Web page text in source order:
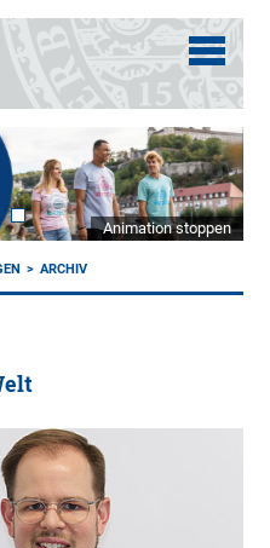
Animation stoppen
ARCHIV